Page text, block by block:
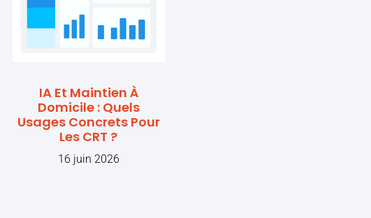
IA Et Maintien À
Domicile : Quels
Usages Concrets Pour
Les CRT ?
16 juin 2026